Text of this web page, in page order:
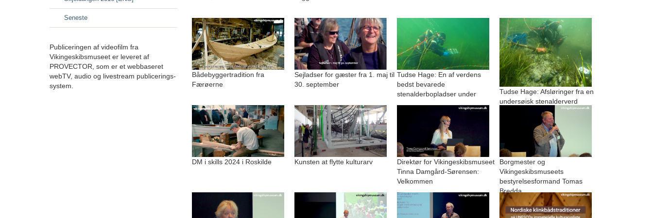
Seneste
Publiceringen af videofilm fra
Vikingeskibsmuseet er leveret af
PROVECTOR, som er et webbaseret
webTV, audio og livestream publicerings-
system.
Bådebyggertradition fra
Færøerne
Sejladser for gæster fra 1. maj til
30. september
Tudse Hage: En af verdens
bedst bevarede
stenalderbopladser under
Tudse Hage: Afsløringer fra en
undersøisk stenalderverd
DM i skills 2024 i Roskilde Kunsten at flytte kulturarv
Direktør for Vikingeskibsmuseet
Tinna Damgård-Sørensen:
Velkommen
Borgmester og
Vikingeskibsmuseets
bestyrelsesformand Tomas
Bredda